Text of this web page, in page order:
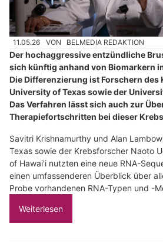
11.05.26 VON BELMEDIA REDAKTION
Der hochaggressive entzündliche
sich künftig anhand von Biomarkern
Die Differenzierung ist Forschern des
University of Texas sowie der
Das Verfahren lässt sich auch zur
Therapiefortschritten bei dieser
Savitri Krishnamurthy und Alan
Texas sowie der Krebsforscher Naoto
of Hawai'i nutzten eine neue RNA-
einen umfassenderen Überblick über
Probe vorhandenen RNA-Typen und -
Weiterlesen